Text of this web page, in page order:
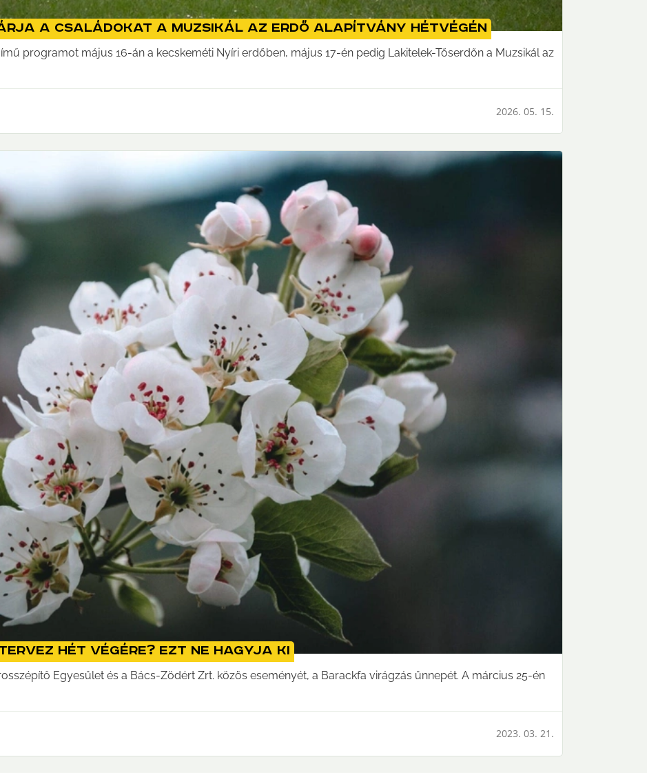
a családokat a Muzsikál az Erdő Alapítvány hétvégén
programot május 16-án a kecskeméti Nyíri erdőben, május 17-én pedig Lakitelek-Tőserdőn a Muzsikál az
2026. 05. 15.
hét végére? Ezt ne hagyja ki
Egyesület és a Bács-Zödért Zrt. közös eseményét, a Barackfa virágzás ünnepét. A március 25-én
2023. 03. 21.